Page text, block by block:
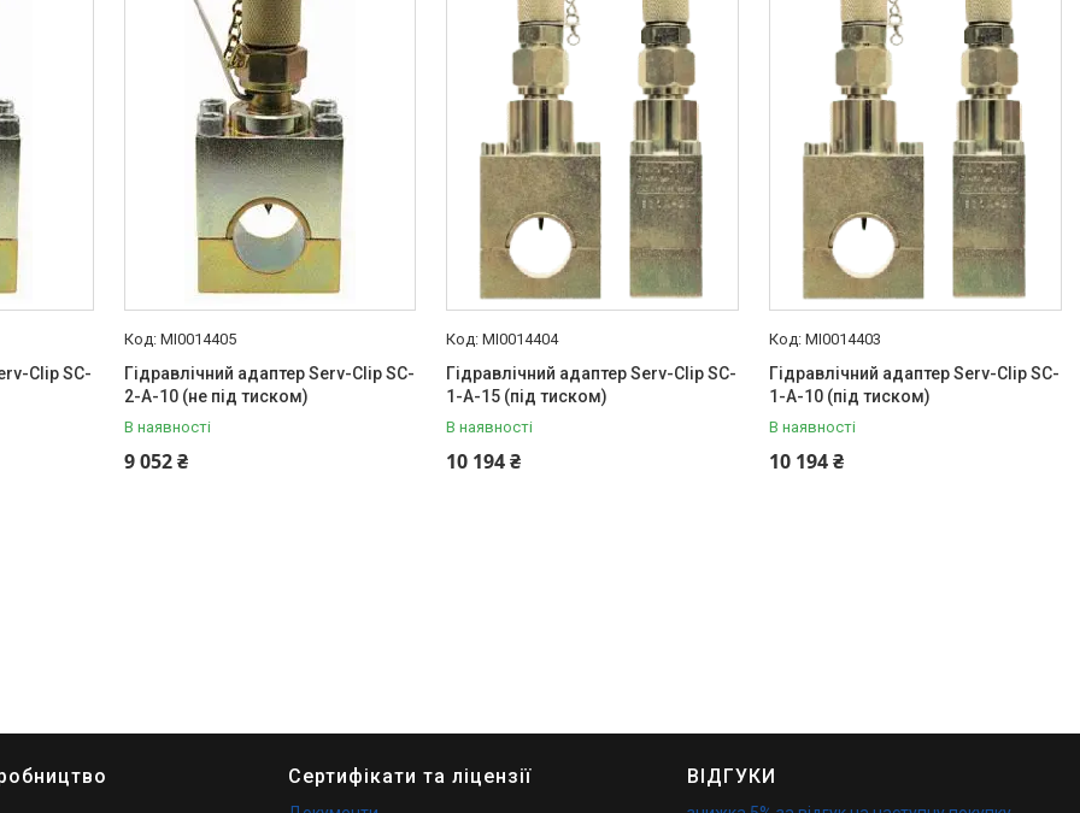
Clip SC-
MI0014405
Гідравлічний адаптер Serv-Clip SC-
2-A-10 (не під тиском)
В наявності
9 052 ₴
MI0014404
Гідравлічний адаптер Serv-Clip SC-
1-A-15 (під тиском)
В наявності
10 194 ₴
MI0014403
Гідравлічний адаптер Serv-Clip SC-
1-A-10 (під тиском)
В наявності
10 194 ₴
Сертифікати та ліцензії ВІДГУКИ